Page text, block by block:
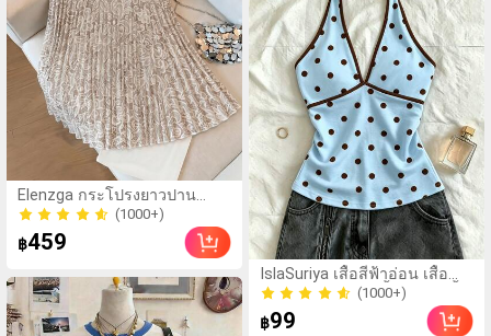
Elenzga กระโปรงยาวปาน
กลางจับจีบลูกไม้ลายดอกไม้
สำหรับผู้หญิง
(1000+)
฿459
IslaSuriya เสื้อสีฟ้าอ่อน เสื้อ
ลายจุด ชุดผู้หญิง เสื้อผู้หญิง เสื้อ
กล้ามแบบสบายๆ เสื้อแฟชั่นที่
กำลังเป็นที่นิยม เสื้อย2k เสื้อย2k
(1000+)
500+ ขายแล้ว
(1000+)
500+ ขายแล้ว
฿99